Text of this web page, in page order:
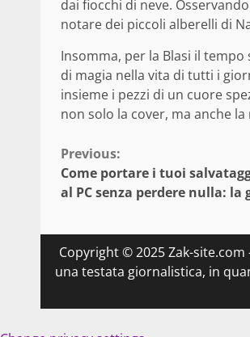
dai fiocchi di neve.
notare dei piccoli alberelli di
Insomma, per la Blasi il
di magia nella vita di tutti i
insieme i pezzi di un cuore
non solo la cover, ma anche
Continue
Reading
Previous:
Come portare i tuoi
al PC senza perdere nulla:
Copyright © 2025 Zak-site.com
una testata giornalistica, in